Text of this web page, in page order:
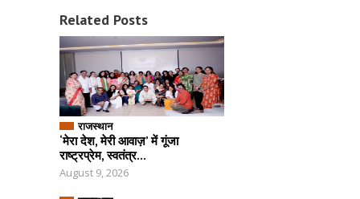
Related Posts
राजस्थान
‘मेरा देश, मेरी आवाज़’ में गूंजा
राष्ट्रप्रेम, स्वतंत्र...
August 9, 2026